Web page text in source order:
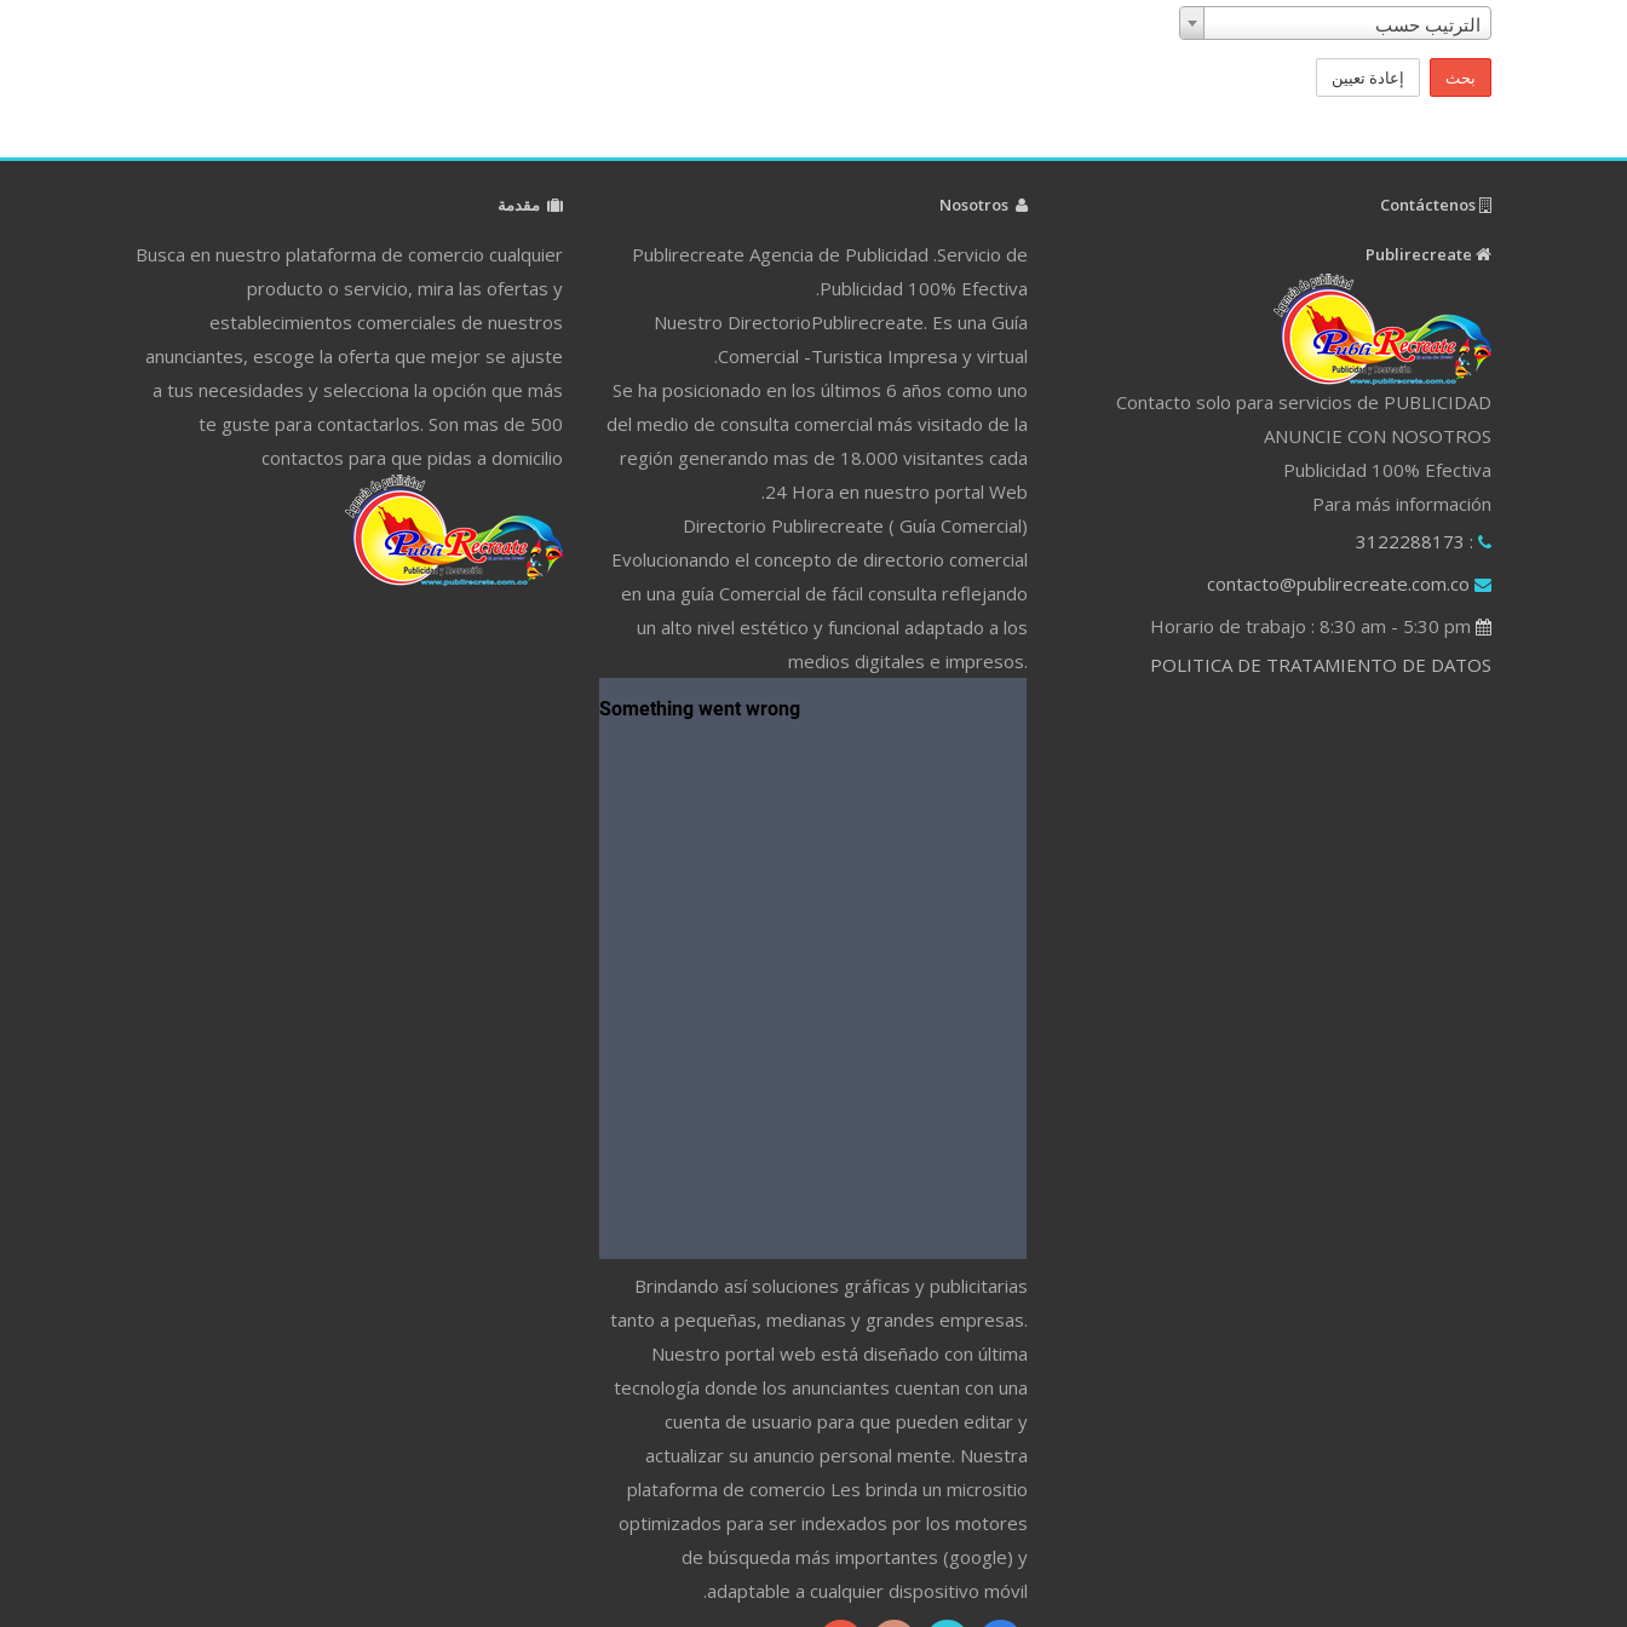
الترتيب حسب
بحث إعادة تعيين
Contacto solo para servicios de PUBLICIDAD
ANUNCIE CON NOSOTROS
Publicidad 100% Efectiva
Para más información
: 3122288173
contacto@publirecreate.com.co
POLITICA DE TRATAMIENTO DE DATOS
Nosotros
Publirecreate Agencia de Publicidad .Servicio de
Publicidad 100% Efectiva.
Nuestro DirectorioPublirecreate. Es una Guía
Comercial -Turistica Impresa y virtual.
Se ha posicionado en los últimos 6 años como uno
del medio de consulta comercial más visitado de la
región generando mas de 18.000 visitantes cada
24 Hora en nuestro portal Web.
Directorio Publirecreate ( Guía Comercial)
Evolucionando el concepto de directorio comercial
en una guía Comercial de fácil consulta reflejando
un alto nivel estético y funcional adaptado a los
medios digitales e impresos.
Brindando así soluciones gráficas y publicitarias
tanto a pequeñas, medianas y grandes empresas.
Nuestro portal web está diseñado con última
tecnología donde los anunciantes cuentan con una
cuenta de usuario para que pueden editar y
actualizar su anuncio personal mente. Nuestra
plataforma de comercio Les brinda un micrositio
optimizados para ser indexados por los motores
de búsqueda más importantes (google) y
adaptable a cualquier dispositivo móvil.
مقدمة
Busca en nuestro plataforma de comercio cualquier
producto o servicio, mira las ofertas y
establecimientos comerciales de nuestros
anunciantes, escoge la oferta que mejor se ajuste
a tus necesidades y selecciona la opción que más
te guste para contactarlos. Son mas de 500
contactos para que pidas a domicilio